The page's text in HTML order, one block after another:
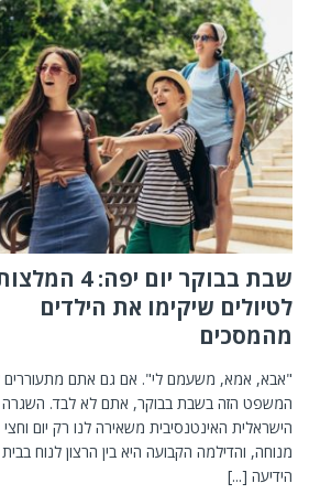
שבת בבוקר יום יפה: 4
לטיולים שיקימו את הילדים
מהמסכים
"אבא, אמא, משעמם לי". אם גם אתם מתעוררים
המשפט הזה בשבת בבוקר, אתם לא לבד. השגרה
הישראלית האינטנסיבית משאירה לנו רק יום
מנוחה, והדילמה הקבועה היא בין הרצון לנוח בבית
הידיעה [...]